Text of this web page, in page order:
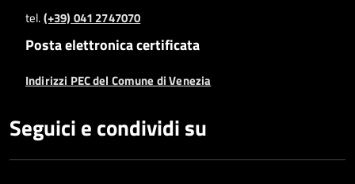
tel.(+39) 041 2747070
Posta elettronica certificata
Indirizzi PEC del Comune di Venezia
Seguici e condividi su